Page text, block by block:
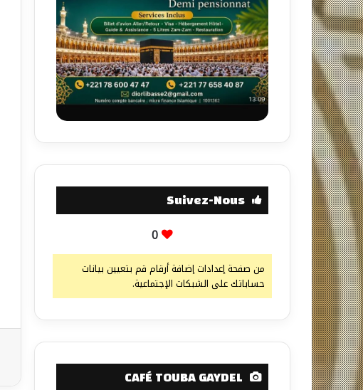
Suivez-Nous
0
من صفحة إعدادات إضافة أرقام قم بتعيين بيانات
حساباتك على الشبكات الإجتماعية.
CAFÉ TOUBA GAYDEL